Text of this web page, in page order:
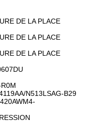
DE LA PLACE
DE LA PLACE
DE LA PLACE
N513LSAG-B29